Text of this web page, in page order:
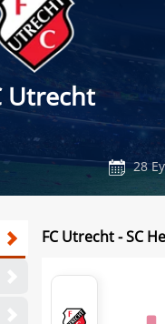
Utrecht
28
FC Utrecht - SC